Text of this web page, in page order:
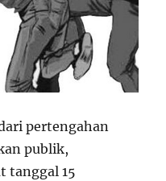
pertengahan
publik,
tanggal 15